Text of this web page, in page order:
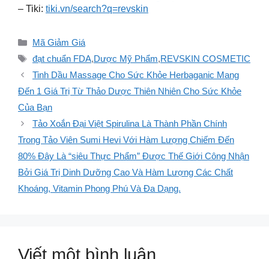
– Tiki: tiki.vn/search?q=revskin
Danh
mục
Mã Giảm Giá
Thẻ
đạt chuẩn FDA,Dược Mỹ Phẩm,REVSKIN COSMETIC
Tinh Dầu Massage Cho Sức Khỏe Herbaganic Mang
Đến 1 Giá Trị Từ Thảo Dược Thiên Nhiên Cho Sức Khỏe
Của Bạn
Tảo Xoắn Đại Việt Spirulina Là Thành Phần Chính
Trong Tảo Viên Sumi Hevi Với Hàm Lượng Chiếm Đến
80% Đây Là “siêu Thực Phẩm” Được Thế Giới Công Nhận
Bởi Giá Trị Dinh Dưỡng Cao Và Hàm Lượng Các Chất
Khoáng, Vitamin Phong Phú Và Đa Dạng.
Viết một bình luận